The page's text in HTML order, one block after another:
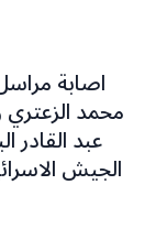
اصابة
محمد
عبد القادر
الجيش